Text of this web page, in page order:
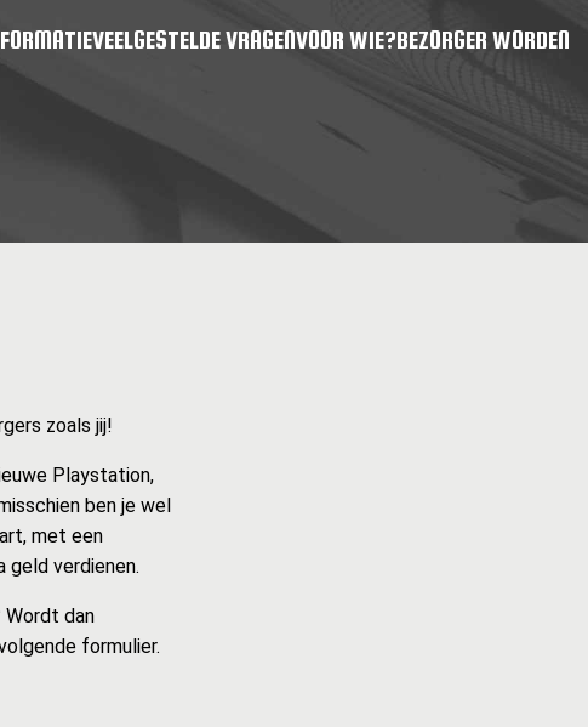
VEELGESTELDE VRAGENVOOR WIE?BEZORGER WORDEN
zoals jij!
Playstation,
ben je wel
met een
geld verdienen.
dan
formulier.